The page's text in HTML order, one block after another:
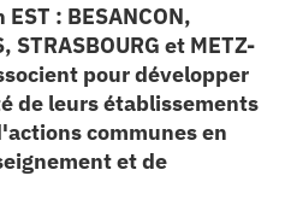
: BESANCON,
STRASBOURG et METZ-
pour développer
de leurs établissements
communes en
et de